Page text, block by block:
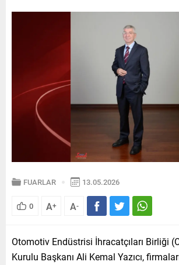
FUARLAR 13.05.2026
0 A+ A-
Otomotiv Endüstrisi İhracatçıları Birliği
Kurulu Başkanı Ali Kemal Yazıcı,